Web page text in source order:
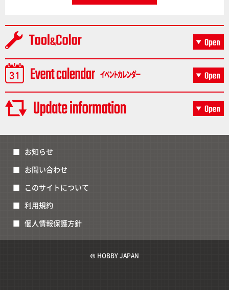
お知らせ
お問い合わせ
このサイトについて
利用規約
個人情報保護方針
© HOBBY JAPAN